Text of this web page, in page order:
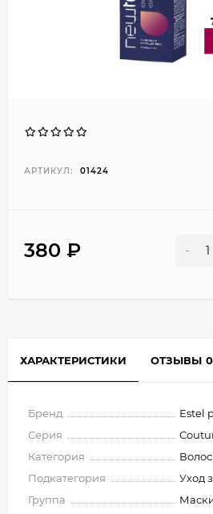
АРТИКУЛ: 01424
380 ₽ -
ХАРАКТЕРИСТИКИ ОТЗЫВЫ 0
Бренд
Estel
Серия
Категория
Подкатегория
Уход
Группа